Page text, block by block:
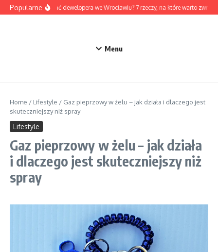
Przejdź do treści
PopularneJak wybrać dewelopera we Wrocławiu? 7 rzeczy, na które warto
Menu
Home / Lifestyle / Gaz pieprzowy w żelu – jak działa i dlaczego jest
skuteczniejszy niż spray
Lifestyle
Gaz pieprzowy w żelu – jak działa
i dlaczego jest skuteczniejszy niż
spray